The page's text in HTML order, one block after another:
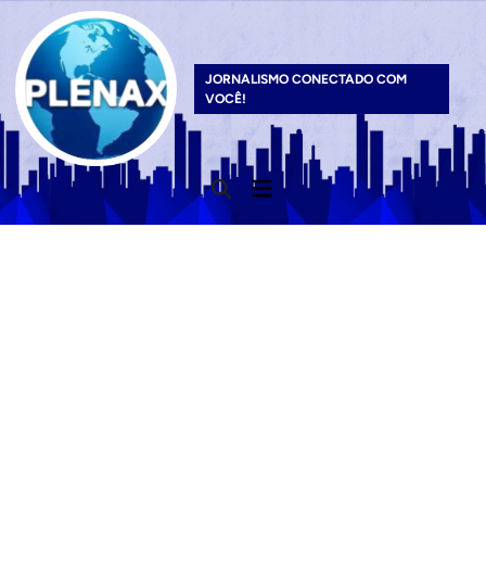
content
JORNALISMO CONECTADO COM
VOCÊ!
Open
Search
Main
Menu